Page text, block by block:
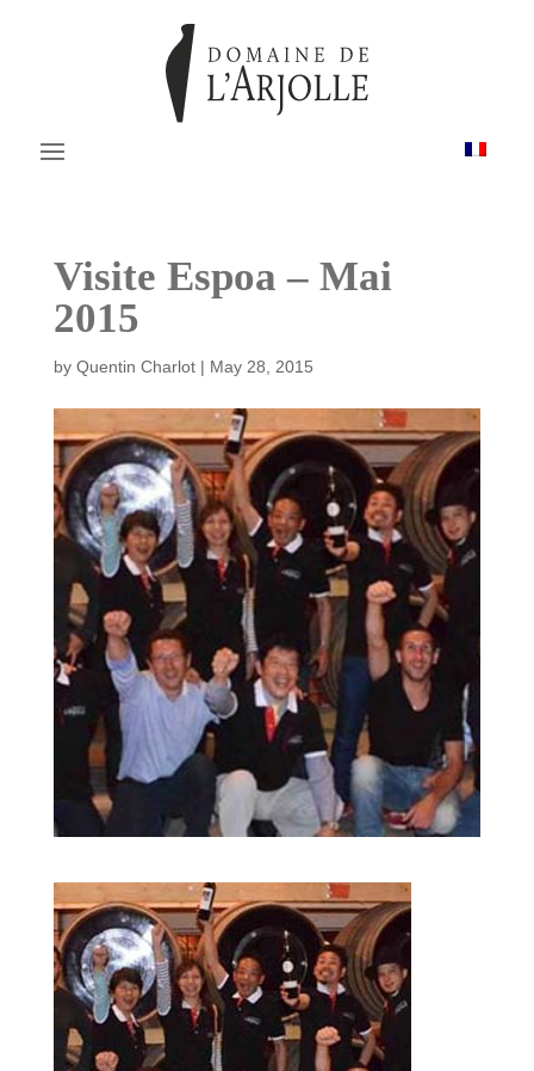
Visite Espoa – Mai
2015
by Quentin Charlot| May 28, 2015